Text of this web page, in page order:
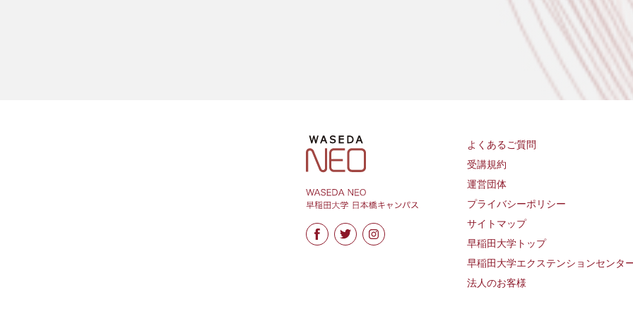
よくあるご質問
受講規約
運営団体
プライバシーポリシー
サイトマップ
早稲田大学トップ
早稲田大学エクステンションセンタ
法人のお客様